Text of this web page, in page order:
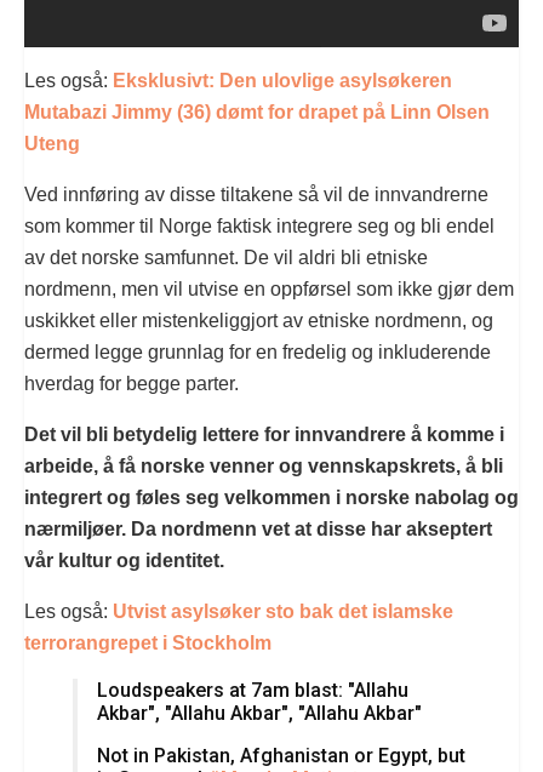
Les også: Eksklusivt: Den ulovlige asylsøkeren
Mutabazi Jimmy (36) dømt for drapet på Linn Olsen
Uteng
Ved innføring av disse tiltakene så vil de innvandrerne
som kommer til Norge faktisk integrere seg og bli endel
av det norske samfunnet. De vil aldri bli etniske
nordmenn, men vil utvise en oppførsel som ikke gjør dem
uskikket eller mistenkeliggjort av etniske nordmenn, og
dermed legge grunnlag for en fredelig og inkluderende
hverdag for begge parter.
Det vil bli betydelig lettere for innvandrere å komme i
arbeide, å få norske venner og vennskapskrets, å bli
integrert og føles seg velkommen i norske nabolag og
nærmiljøer. Da nordmenn vet at disse har akseptert
vår kultur og identitet.
Les også: Utvist asylsøker sto bak det islamske
terrorangrepet i Stockholm
Loudspeakers at 7am blast: "Allahu
Akbar", "Allahu Akbar", "Allahu Akbar"
Not in Pakistan, Afghanistan or Egypt, but